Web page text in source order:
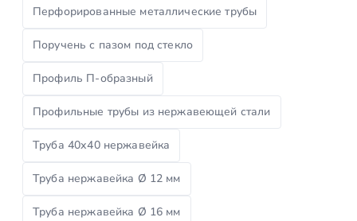
Перфорированные металлические трубы
Поручень с пазом под стекло
Профиль П-образный
Профильные трубы из нержавеющей стали
Труба 40х40 нержавейка
Труба нержавейка Ø 12 мм
Труба нержавейка Ø 16 мм